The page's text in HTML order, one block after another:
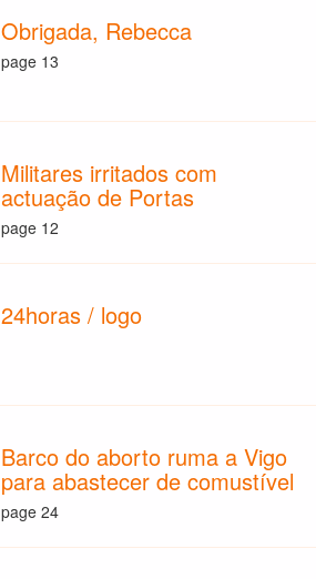
Obrigada, Rebecca
page 13
Militares irritados com
actuação de Portas
page 12
24horas / logo
Barco do aborto ruma a Vigo
para abastecer de comustível
page 24